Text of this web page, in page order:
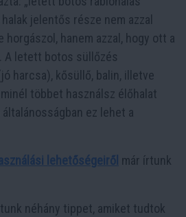
jelentős része nem azzal
hanem azzal, hogy ott a
A letett botos süllőzés
harcsa), kősüllő, balin, illetve
többet használsz élőhalat
ez lehet a
lehetőségeiről már írtunk
néhány tippet, amiket tudtok